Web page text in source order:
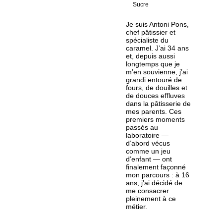
Sucre
Je suis Antoni Pons,
chef pâtissier et
spécialiste du
caramel. J’ai 34 ans
et, depuis aussi
longtemps que je
m’en souvienne, j’ai
grandi entouré de
fours, de douilles et
de douces effluves
dans la pâtisserie de
mes parents. Ces
premiers moments
passés au
laboratoire —
d’abord vécus
comme un jeu
d’enfant — ont
finalement façonné
mon parcours : à 16
ans, j’ai décidé de
me consacrer
pleinement à ce
métier.